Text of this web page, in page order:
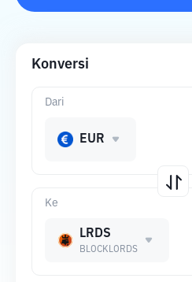
Konversi
Ke
LRDS
BLOCKLORDS
Dari
EUR